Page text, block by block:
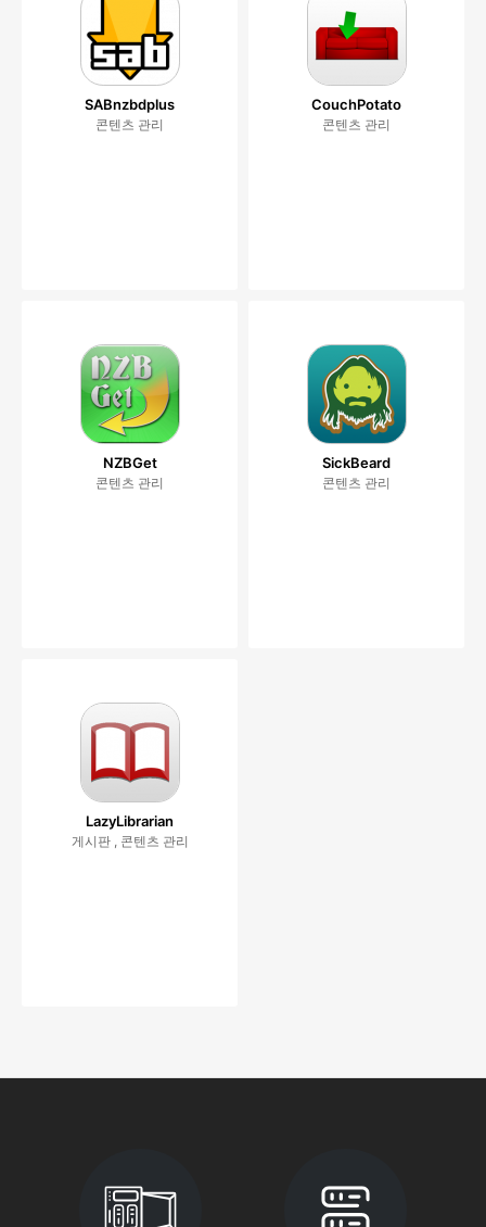
SABnzbdplus
콘텐츠 관리
CouchPotato
콘텐츠 관리
NZBGet
콘텐츠 관리
SickBeard
콘텐츠 관리
LazyLibrarian
게시판 , 콘텐츠 관리